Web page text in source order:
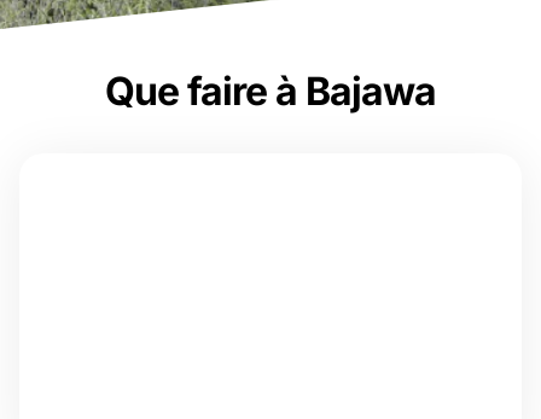
Que faire à Bajawa